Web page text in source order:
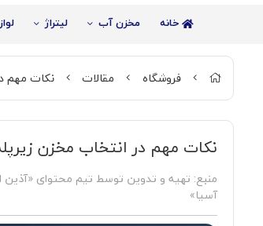
خانه مخزن آب لیتراژ
فروشگاه مقالات نکات مهم
نکات مهم در انتخاب مخزن
منبع: تهیه و تدوین توسط تیم محتوای «آذین
آسیا»